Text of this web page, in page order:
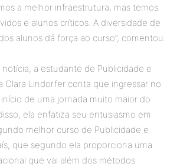
a melhor infraestrutura, mas temos
e alunos críticos. A diversidade de
alunos dá força ao curso”, comentou.
a estudante de Publicidade e
Clara Lindorfer conta que ingressar no
de uma jornada muito maior do
ela enfatiza seu entusiasmo em
melhor curso de Publicidade e
que segundo ela proporciona uma
que vai além dos métodos